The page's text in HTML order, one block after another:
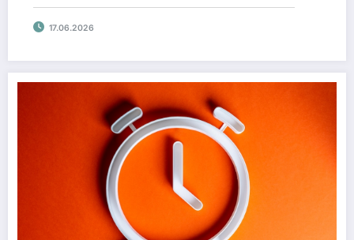
17.06.2026